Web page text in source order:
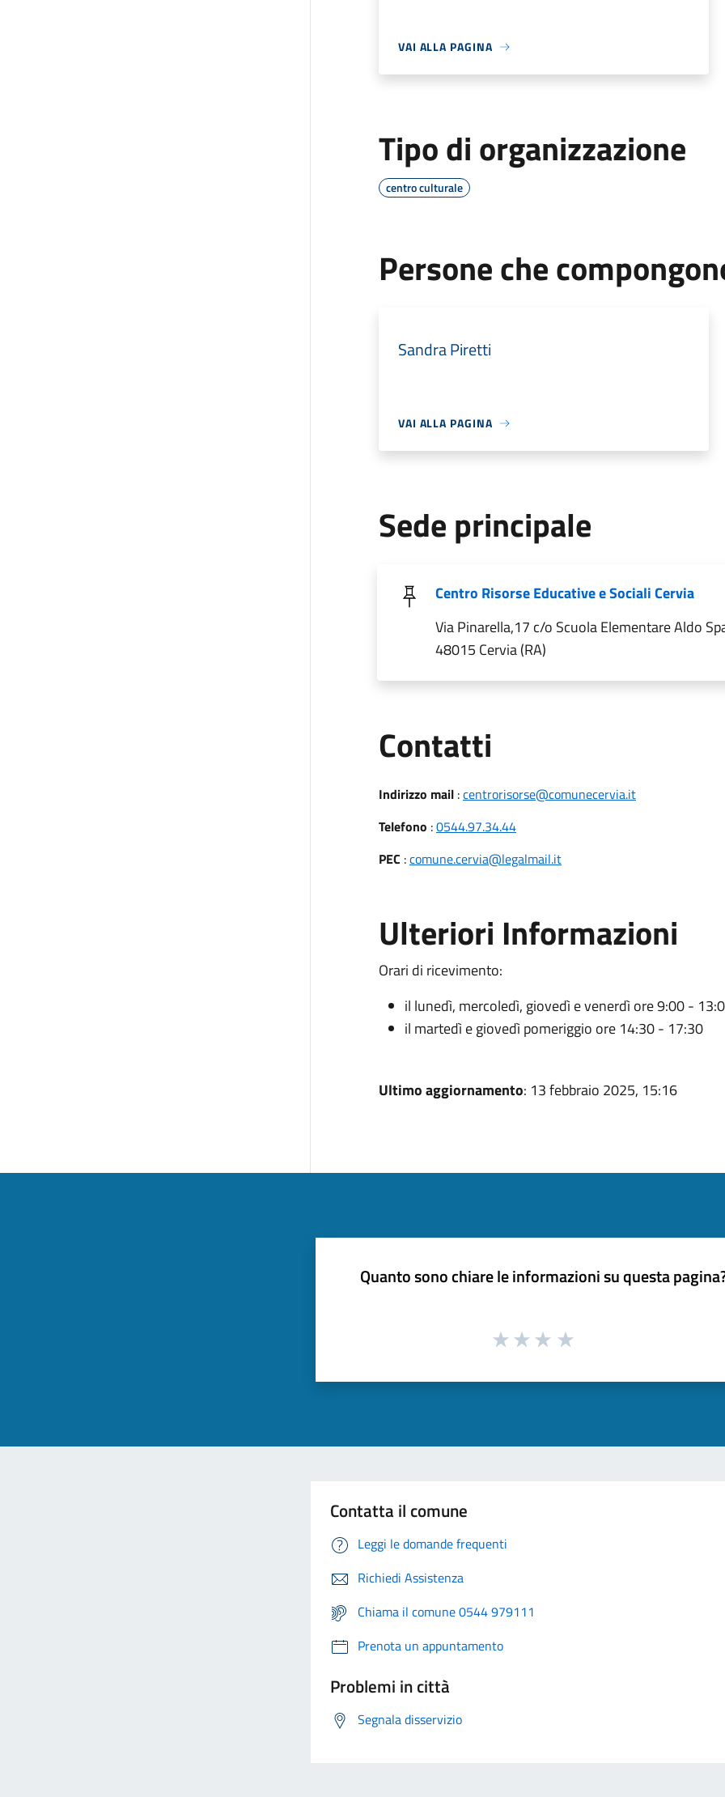
VAI ALLA PAGINA
Tipo di organizzazione
centro culturale
Persone che
Sandra Piretti
VAI ALLA PAGINA
Sede principale
Centro Risorse Educative e Sociali Cervia
Via Pinarella,17 c/o Scuola Elementare Aldo
48015 Cervia (RA)
Contatti
Indirizzo mail:centrorisorse@comunecervia.it
Telefono :0544.97.34.44
PEC :comune.cervia@legalmail.it
Ulteriori Informazioni
Orari di ricevimento:
il lunedì, mercoledì, giovedì e venerdì ore 9:00 -
il martedì e giovedì pomeriggio ore 14:30 - 17:30
Ultimo aggiornamento: 13 febbraio 2025, 15:16
Quanto sono chiare le informazioni su questa
Contatta il comune
Leggi le domande frequenti
Richiedi Assistenza
Chiama il comune 0544 979111
Prenota un appuntamento
Problemi in città
Segnala disservizio